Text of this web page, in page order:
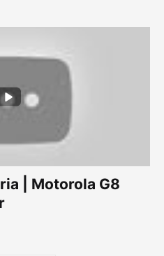
| Motorola G8